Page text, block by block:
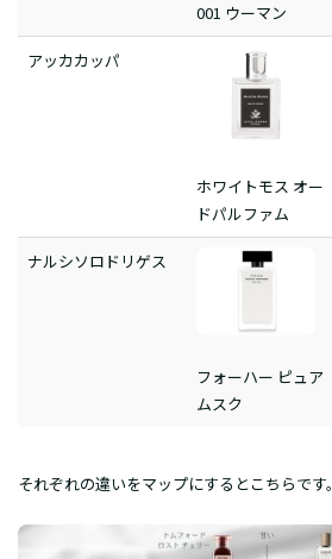
001 ウーマン
アッカカッパ
ホワイトモス オー
ドパルファム
ナルシソロドリゲス
フォーハー ピュア
ムスク
それぞれの違いをマップにするとこちらです。